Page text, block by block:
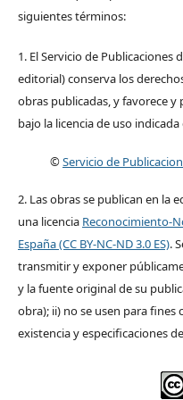
siguientes términos:
1. El Servicio de Publicaciones
editorial) conserva los
obras publicadas, y favorece
bajo la licencia de uso
©Servicio de
2. Las obras se publican en la
una licencia Reconocimiento-
España (CC BY-NC-ND 3.0 ES).
transmitir y exponer
y la fuente original de su
obra); ii) no se usen para fines
existencia y especificaciones